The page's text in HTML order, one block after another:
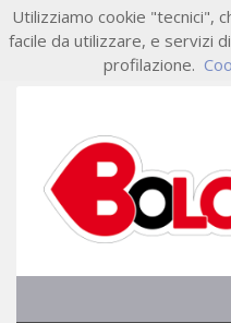
Utilizziamo cookie "tecnici",
facile da utilizzare, e servizi
profilazione.